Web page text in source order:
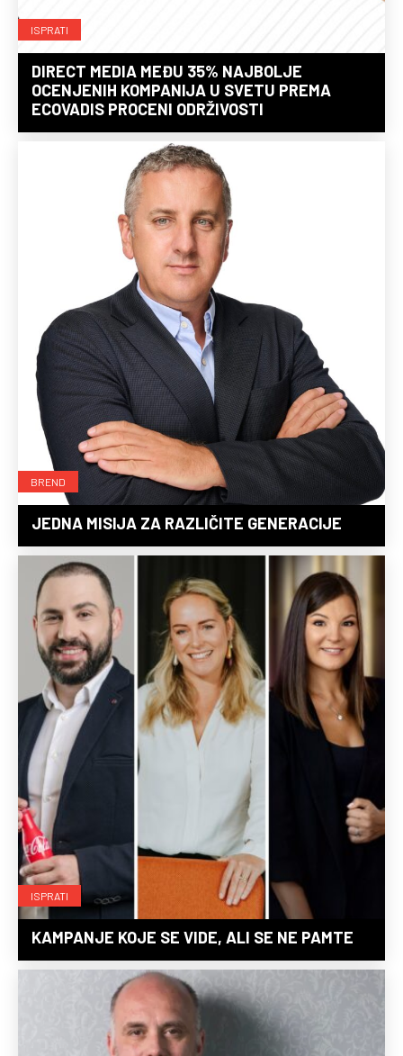
ISPRATI
DIRECT MEDIA MEĐU 35% NAJBOLJE
OCENJENIH KOMPANIJA U SVETU PREMA
ECOVADIS PROCENI ODRŽIVOSTI
BREND
JEDNA MISIJA ZA RAZLIČITE GENERACIJE
ISPRATI
KAMPANJE KOJE SE VIDE, ALI SE NE PAMTE